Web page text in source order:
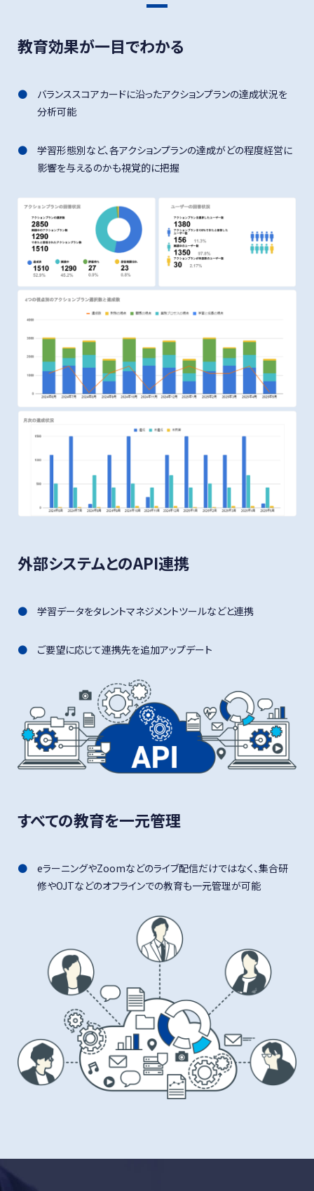
教育効果が一目でわかる
バランススコアカードに沿ったアクションプランの達成状況を
分析可能
学習形態別など、各アクションプランの達成がどの程度経営に
影響を与えるのかも視覚的に把握
外部システムとのAPI連携
学習データをタレントマネジメントツールなどと連携
ご要望に応じて連携先を追加アップデート
すべての教育を一元管理
eラーニングやZoomなどのライブ配信だけではなく、集合研
修やOJTなどのオフラインでの教育も一元管理が可能